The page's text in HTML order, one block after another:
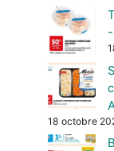
18 octobre